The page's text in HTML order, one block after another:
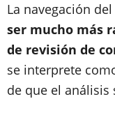
La navegación
ser mucho más
de revisión de
se interprete
de que el análisis